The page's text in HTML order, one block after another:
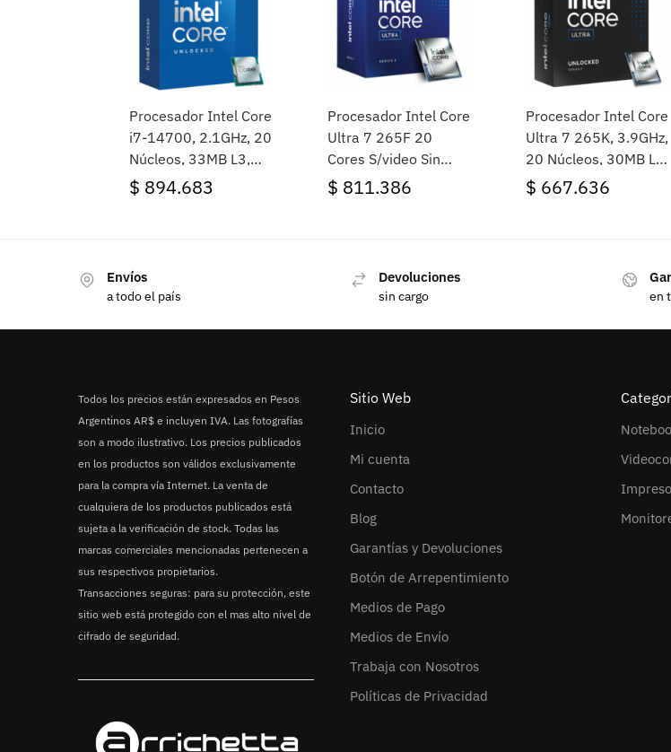
Procesador Intel Core
i7-14700, 2.1GHz, 20
Núcleos, 33MB L3,
Socket LGA1700,
$ 894.683
Procesador Intel Core
Ultra 7 265F 20
Cores S/video Sin
Cooler Socket
$ 811.386
Procesador Intel Core
Ultra 7 265K, 3.9GHz,
20 Núcleos, 30MB L3,
Sin cooler, Sin Video,
$ 667.636
Envíos
a todo el país
Devoluciones
sin cargo en
Todos los precios están expresados en Pesos
Argentinos AR$ e incluyen IVA. Las fotografías
son a modo ilustrativo. Los precios publicados
en los productos son válidos exclusivamente
para la compra vía Internet. La venta de
cualquiera de los productos publicados está
sujeta a la verificación de stock. Todas las
marcas comerciales mencionadas pertenecen a
sus respectivos propietarios.
Transacciones seguras: para su protección, este
sitio web está protegido con el mas alto nivel de
cifrado de seguridad.
Sitio Web
Inicio
Mi cuenta
Contacto
Blog
Garantías y Devoluciones
Botón de Arrepentimiento
Medios de Pago
Medios de Envío
Trabaja con Nosotros
Políticas de Privacidad